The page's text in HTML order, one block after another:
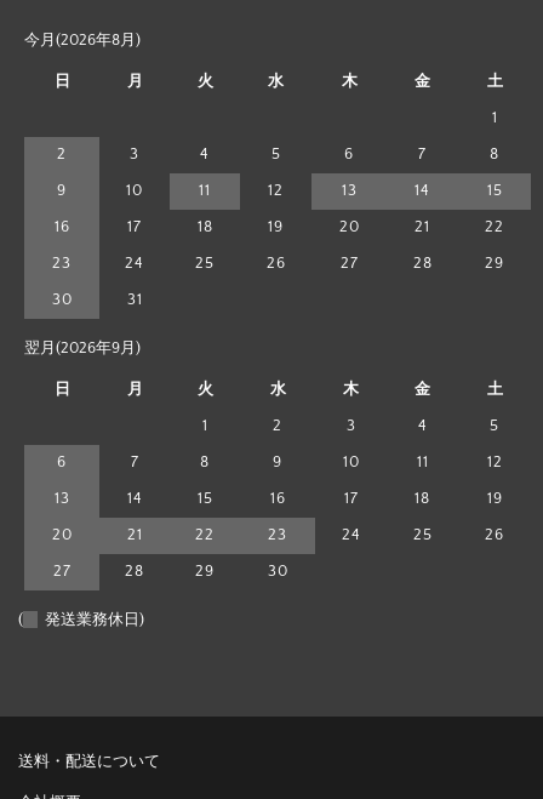
今月(2026年8月)
日 月 火 水 木 金 土
1
2 3 4 5 6 7 8
9 10 11 12 13 14 15
16 17 18 19 20 21 22
23 24 25 26 27 28 29
30 31
翌月(2026年9月)
日 月 火 水 木 金 土
1 2 3 4 5
6 7 8 9 10 11 12
13 14 15 16 17 18 19
20 21 22 23 24 25 26
27 28 29 30
( 発送業務休日)
送料・配送について